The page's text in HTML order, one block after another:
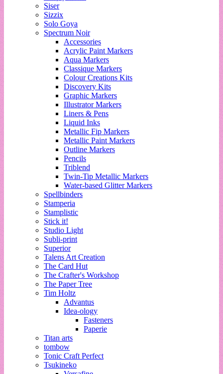
Siser
Sizzix
Solo Goya
Spectrum Noir
Accessories
Acrylic Paint Markers
Aqua Markers
Classique Markers
Colour Creations Kits
Discovery Kits
Graphic Markers
Illustrator Markers
Liners & Pens
Liquid Inks
Metallic Fip Markers
Metallic Paint Markers
Outline Markers
Pencils
Triblend
Twin-Tip Metallic Markers
Water-based Glitter Markers
Spellbinders
Stamperia
Stamplistic
Stick it!
Studio Light
Subli-print
Superior
Talens Art Creation
The Card Hut
The Crafter's Workshop
The Paper Tree
Tim Holtz
Advantus
Idea-ology
Fasteners
Paperie
Titan arts
tombow
Tonic Craft Perfect
Tsukineko